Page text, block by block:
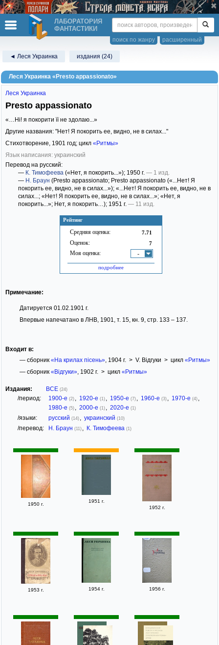
ЛАБОРАТОРИЯ
ФАНТАСТИКИ
расширенный
поиск по жанру
◄ Леся Украинка издания (24)
Леся Украинка «Presto appassionato»
Рейтинг
Средняя оценка: 7.71
Оценок: 7
Моя оценка: -
подробнее
Леся Украинка
Presto appassionato
«…Ні! я покорити її не здолаю...»
Другие названия: "Нет! Я покорить ее, видно, не в силах..."
Стихотворение, 1901 год; цикл «Ритмы»
Язык написания: украинский
Перевод на русский:
— К. Тимофеева («Нет, я покорить...»); 1950 г. — 1 изд.
— Н. Браун (Presto appassionato; Presto appassionato («...Нет! Я
покорить ее, видно, не в силах...»); «...Нет! Я покорить ее, видно, не в
силах...; «Нет! Я покорить ее, видно, не в силах...»; «Нет, я
покорить...»; Нет, я покорить…); 1951 г. — 11 изд.
Примечание:
Датируется 01.02.1901 г.
Впервые напечатано в ЛНВ, 1901, т. 15, кн. 9, стр. 133 – 137.
Входит в:
— сборник «На крилах пісень», 1904 г. > V. Відгуки > цикл «Ритмы»
— сборник «Відгуки», 1902 г. > цикл «Ритмы»
Издания: ВСЕ (24)
/период: 1900-е (2) 1920-е (1) 1950-е (7) 1960-е (3) 1970-е (4)
1980-е (5) 2000-е (1) 2020-е (1)
/языки: русский (14) украинский (10)
/перевод: Н. Браун (11) К. Тимофеева (1)
1950 г.
1951 г.
1952 г.
1953 г. 1954 г. 1956 г.